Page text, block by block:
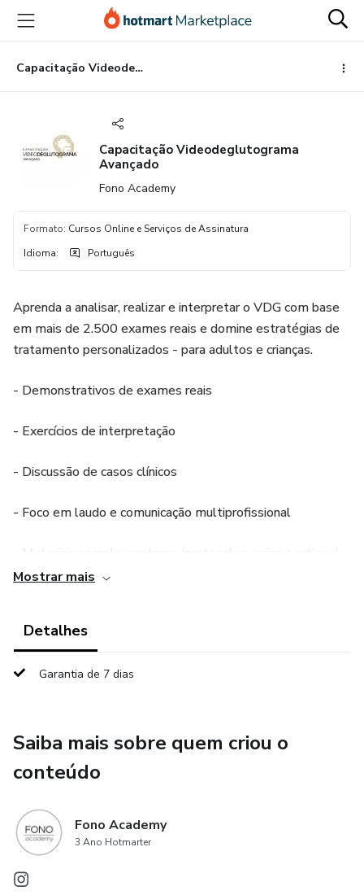
para
conteúdo
principal
para
pagamento
para
rodapé
Capacitação Videodeglutograma Avançado
Capacitação Videodeglutograma
Avançado
Fono Academy
Formato: Cursos Online e Serviços de Assinatura
Idioma: Português
Aprenda a analisar, realizar e interpretar o VDG com base
em mais de 2.500 exames reais e domine estratégias de
tratamento personalizados - para adultos e crianças.
- Demonstrativos de exames reais
- Exercícios de interpretação
- Discussão de casos clínicos
- Foco em laudo e comunicação multiprofissional
- Materiais complementares (protocolos, guias e artigos)
Mostrar mais
Detalhes
Garantia de 7 dias
Saiba mais sobre quem criou o
conteúdo
Fono Academy
3 Ano Hotmarter